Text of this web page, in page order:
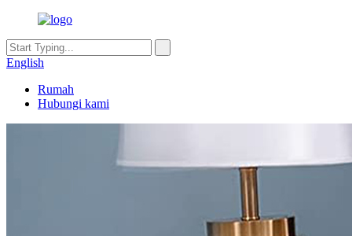
English
Rumah
Hubungi kami